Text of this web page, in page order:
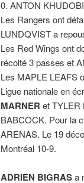
0. ANTON
Les Rangers ont
LUNDQVIST a
Les Red Wings ont
récolté 3 passes et
Les MAPLE LEAFS
Ligue nationale en
MARNER et TYLER
BABCOCK. Pour la
ARENAS. Le 19
Montréal 10-9.
ADRIEN BIGRASa